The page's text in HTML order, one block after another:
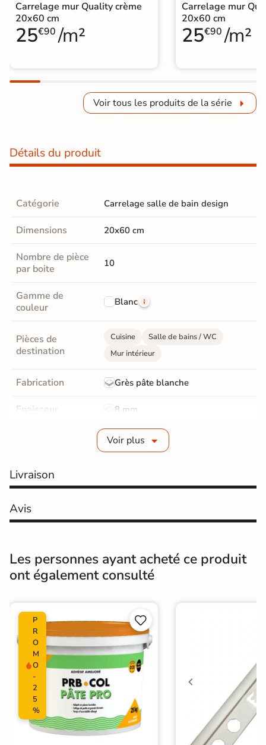
Carrelage mur Quality crème
20x60 cm
25€90 /m²
Carrelage mur
20x60 cm
25€90 /m²
Voir tous les produits de la série
Détails du produit
Catégorie Carrelage salle de bain design
Dimensions 20x60 cm
Nombre de pièce
par boite
10
Gamme de
couleur
Blanc
Pièces de
destination
Cuisine
Salle de bains / WC
Mur intérieur
Fabrication Grès pâte blanche
Epaisseur 8 mm
Non-rectifié
Surface Lisse
Nombres de
20
Résistant au Gel Non
Pièce humides Oui
Conditionnement
Choix 1er Choix
Pose
Support
Ancien carrelage
Placo, tout type de support mural
Normes Certification CE
Voir plus
Livraison
Avis
Les personnes ayant acheté ce produit
ont également consulté
P
R
O
M
O
-
2
5
%

